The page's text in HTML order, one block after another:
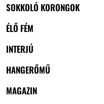
SOKKOLÓ KORONGOK
ÉLŐ FÉM
INTERJÚ
HANGERŐMŰ
MAGAZIN